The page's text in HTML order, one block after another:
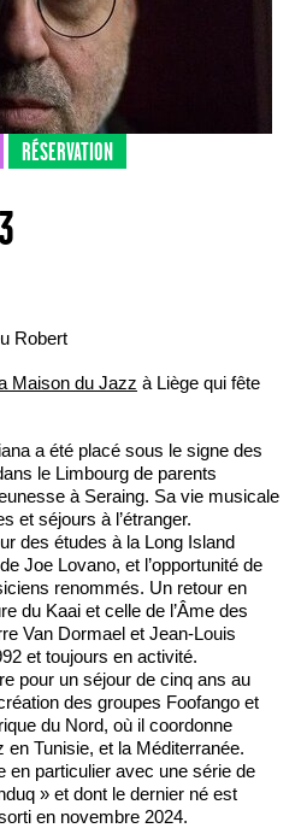
RÉSERVATION
Robert
Maison du Jazz à Liège qui fête
a été placé sous le signe des
le Limbourg de parents
à Seraing. Sa vie musicale
et séjours à l’étranger.
des études à la Long Island
Joe Lovano, et l’opportunité de
renommés. Un retour en
du Kaai et celle de l’Âme des
Van Dormael et Jean-Louis
et toujours en activité.
pour un séjour de cinq ans au
des groupes Foofango et
du Nord, où il coordonne
Tunisie, et la Méditerranée.
en particulier avec une série de
» et dont le dernier né est
en novembre 2024.